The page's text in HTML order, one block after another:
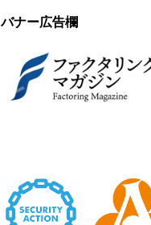
バナー広告欄